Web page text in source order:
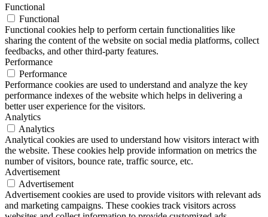
Functional
Functional
Functional cookies help to perform certain functionalities like
sharing the content of the website on social media platforms, collect
feedbacks, and other third-party features.
Performance
Performance
Performance cookies are used to understand and analyze the key
performance indexes of the website which helps in delivering a
better user experience for the visitors.
Analytics
Analytics
Analytical cookies are used to understand how visitors interact with
the website. These cookies help provide information on metrics the
number of visitors, bounce rate, traffic source, etc.
Advertisement
Advertisement
Advertisement cookies are used to provide visitors with relevant ads
and marketing campaigns. These cookies track visitors across